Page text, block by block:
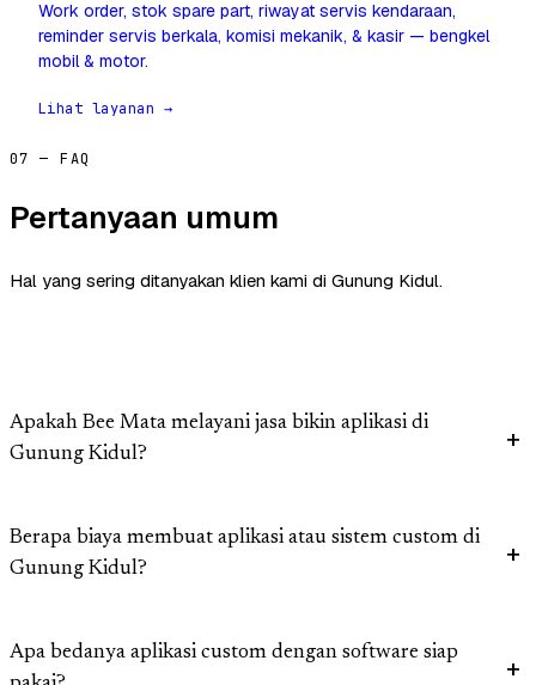
Work order, stok spare part, riwayat servis kendaraan,
reminder servis berkala, komisi mekanik, & kasir — bengkel
mobil & motor.
Lihat layanan →
07 — FAQ
Pertanyaan umum
Hal yang sering ditanyakan klien kami di Gunung Kidul.
Apakah Bee Mata melayani jasa bikin aplikasi di
Gunung Kidul?
Berapa biaya membuat aplikasi atau sistem custom di
Gunung Kidul?
Apa bedanya aplikasi custom dengan software siap